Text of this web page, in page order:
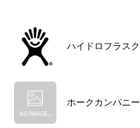
ハイドロフラスク
ホークカンパニー